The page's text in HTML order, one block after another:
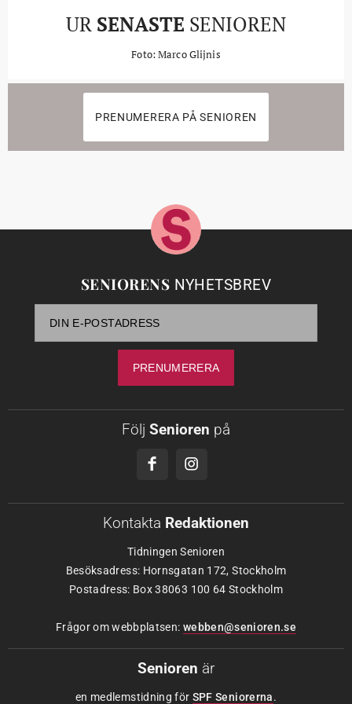
UR SENASTE SENIOREN
Foto: Marco Glijnis
PRENUMERERA PÅ SENIOREN
SENIORENS NYHETSBREV
Följ Senioren på
Kontakta Redaktionen
Tidningen Senioren
Besöksadress: Hornsgatan 172, Stockholm
Postadress: Box 38063 100 64 Stockholm
Frågor om webbplatsen: webben@senioren.se
Senioren är
en medlemstidning för SPF Seniorerna.